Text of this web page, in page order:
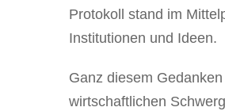
Protokoll stand im
Institutionen und Ideen.
Ganz diesem
wirtschaftlichen